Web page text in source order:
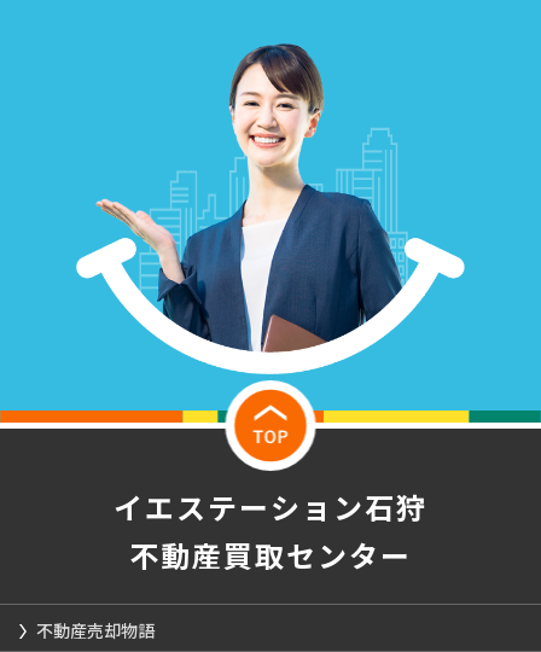
イエステーション石狩
不動産買取センター
不動産売却物語